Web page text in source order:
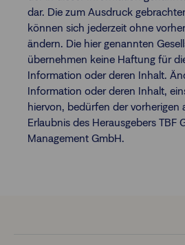
dar. Die zum Ausdruck
können sich jederzeit ohne
ändern. Die hier genannten
übernehmen keine Haftung für
Information oder deren Inhalt.
Information oder deren Inhalt,
hiervon, bedürfen der vorherigen
Erlaubnis des Herausgebers TBF
Management GmbH.